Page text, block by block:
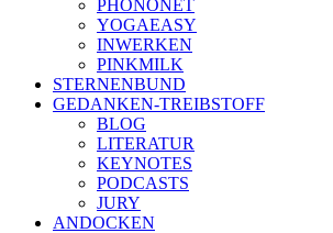
PHONONET
YOGAEASY
INWERKEN
PINKMILK
STERNENBUND
GEDANKEN-TREIBSTOFF
BLOG
LITERATUR
KEYNOTES
PODCASTS
JURY
ANDOCKEN